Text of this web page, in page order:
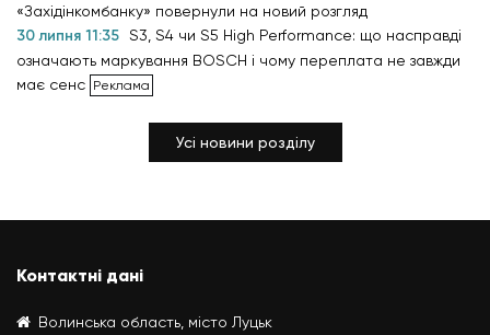
«Західінкомбанку» повернули на новий розгляд
30 липня 11:35 S3, S4 чи S5 High Performance: що насправді
означають маркування BOSCH і чому переплата не завжди
має сенс
Усі новини розділу
Контактні дані
Волинська область, місто Луцьк